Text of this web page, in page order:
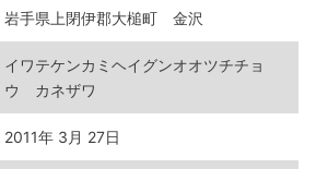
岩手県上閉伊郡大槌町 金沢
イワテケンカミヘイグンオオツチチョ
ウ カネザワ
2011年 3月 27日